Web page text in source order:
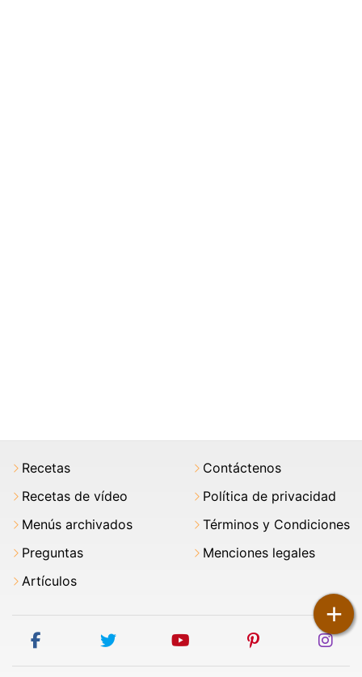
+
Recetas
Recetas de vídeo
Menús archivados
Preguntas
Artículos
Contáctenos
Política de privacidad
Términos y Condiciones
Menciones legales
facebook twitter youtube pinterest